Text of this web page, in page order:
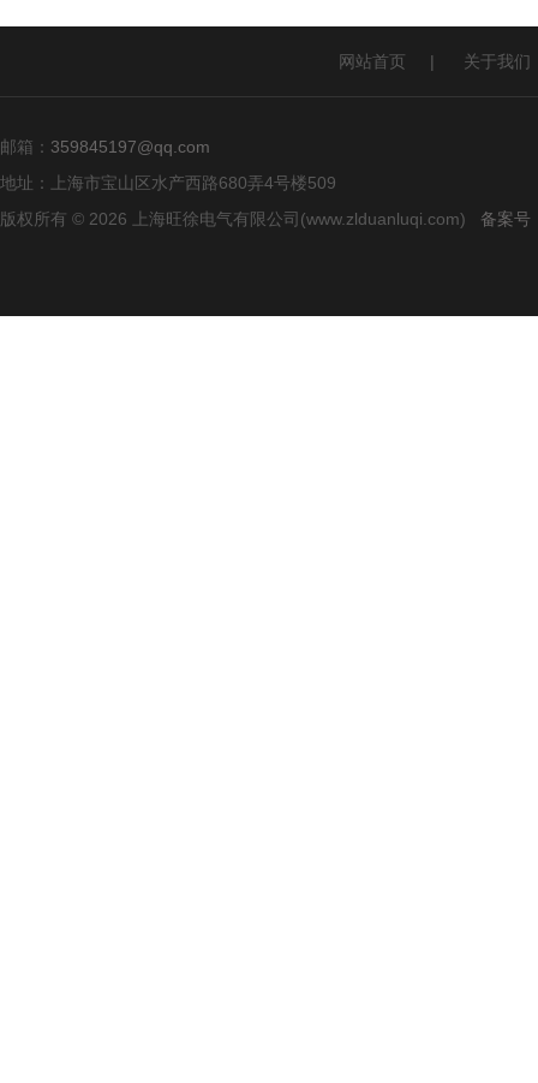
网站首页 | 关于我们
邮箱： 359845197@qq.com
地址：上海市宝山区水产西路680弄4号楼509
版权所有 © 2026 上海旺徐电气有限公司(www.zlduanluqi.com) 备案号